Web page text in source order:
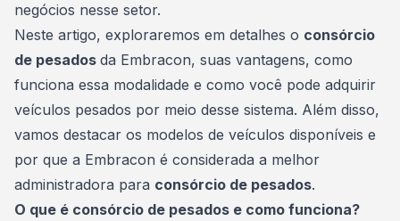
negócios nesse setor.
Neste artigo, exploraremos em detalhes o consórcio
de pesados da Embracon, suas vantagens, como
funciona essa modalidade e como você pode adquirir
veículos pesados por meio desse sistema. Além disso,
vamos destacar os modelos de veículos disponíveis e
por que a Embracon é considerada a melhor
administradora para consórcio de pesados.
O que é consórcio de pesados e como funciona?